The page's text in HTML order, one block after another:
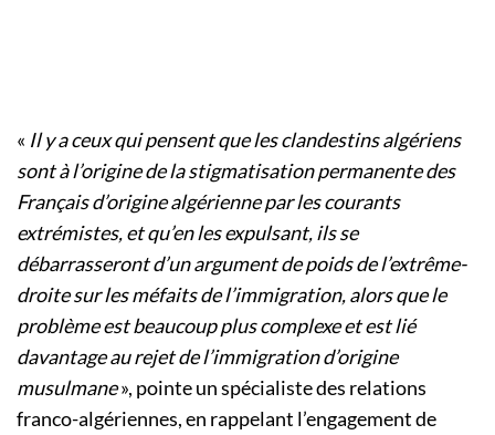
« Il y a ceux qui pensent que les clandestins algériens
sont à l’origine de la stigmatisation permanente des
Français d’origine algérienne par les courants
extrémistes, et qu’en les expulsant, ils se
débarrasseront d’un argument de poids de l’extrême-
droite sur les méfaits de l’immigration, alors que le
problème est beaucoup plus complexe et est lié
davantage au rejet de l’immigration d’origine
musulmane», pointe un spécialiste des relations
franco-algériennes, en rappelant l’engagement de